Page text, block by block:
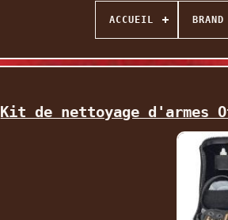
ACCUEIL BRAND
Kit de nettoyage d'armes